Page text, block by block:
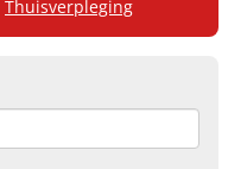
Thuisverpleging